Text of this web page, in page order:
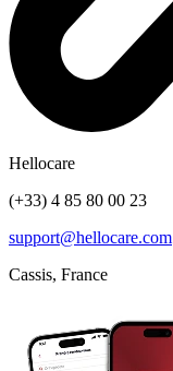
Hellocare
(+33) 4 85 80 00 23
support@hellocare.com
Cassis, France